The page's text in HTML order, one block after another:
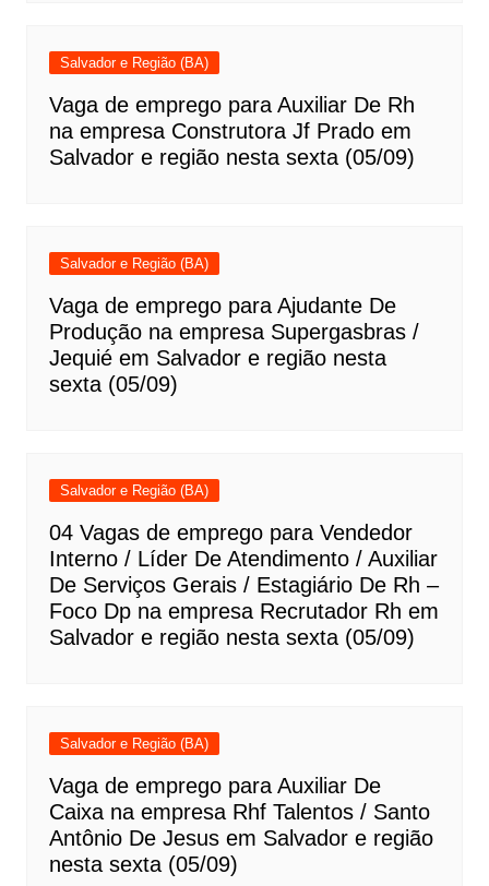
Salvador e Região (BA)
Vaga de emprego para Auxiliar De Rh
na empresa Construtora Jf Prado em
Salvador e região nesta sexta (05/09)
Salvador e Região (BA)
Vaga de emprego para Ajudante De
Produção na empresa Supergasbras /
Jequié em Salvador e região nesta
sexta (05/09)
Salvador e Região (BA)
04 Vagas de emprego para Vendedor
Interno / Líder De Atendimento / Auxiliar
De Serviços Gerais / Estagiário De Rh –
Foco Dp na empresa Recrutador Rh em
Salvador e região nesta sexta (05/09)
Salvador e Região (BA)
Vaga de emprego para Auxiliar De
Caixa na empresa Rhf Talentos / Santo
Antônio De Jesus em Salvador e região
nesta sexta (05/09)